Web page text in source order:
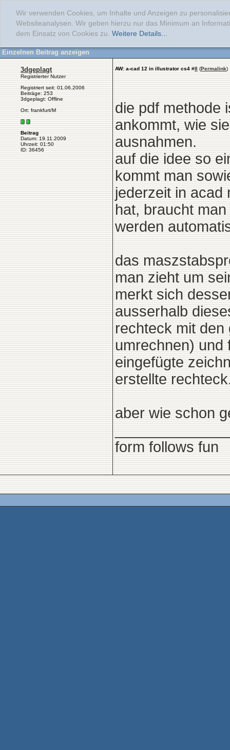
Wir verwenden Cookies, um Inhalte und Anzeigen zu
Websiteanalysen. Wir geben hierzu nur das Minimum an
dem Einsatz von Cookies zu. Weitere Details...
Einzelnen Beitrag anzeigen
3dgeplagt
Registrierter Nutzer
Registriert seit: 01.06.2006
Beiträge: 253
3dgeplagt: Offline
Ort: frankfurt/M
Beitrag
Datum: 19.11.2009
Uhrzeit: 01:50
ID: 36456
AW: a-cad 12 in illustrator cs4 #8 (Permalink)
die pdf methode
ankommt, wie
ausnahmen.
auf die idee so
kommt man
jederzeit in acad
hat, braucht
werden
das
man zieht um
merkt sich
ausserhalb
rechteck mit
umrechnen) und
eingefügte
erstellte
aber wie schon
form follows fun